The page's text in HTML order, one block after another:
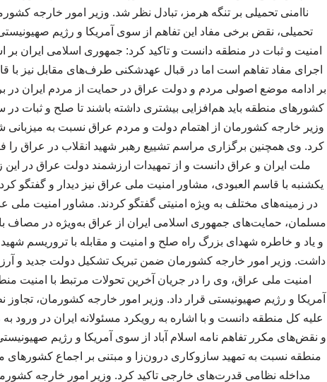
ناامنی تحمیلی بر تنگه هرمز، تبادل نظر شد. وزیر امور خارجه
تحمیلی، نقض برخی مفاد این تفاهم از سوی آمریکا و رژیم
امنیت و ثبات در منطقه دانست و تاکید کرد: جمهوری اسلامی ایران بر
اجرای مفاد تفاهم است اما در قبال عهدشکنی طرف‌های مقابل نیز با
بر ادامه موضع اصولی مردم و دولت عراق در حمایت از مردم ایران در
کشورهای منطقه باید هم‌افزایی بیشتری داشته باشند تا صلح و ثبات در
وزیر خارجه کشورمان از اهتمام دولت و مردم عراق نسبت به میزبانی
کرد. وی همچنین برگزاری مراسم تشییع رهبر شهید انقلاب در عراق
ملت ایران و عراق دانست و از تمهیدات ارزشمند دولت عراق در
یکشنبه با قاسم العبودی، مشاور امنیت ملی عراق نیز دیدار و گفتگو
در زمینه‌های مختلف به ویژه امنیتی گفتگو کردند. مشاور امنیت ملی
مسلمان، حمایت‌های جمهوری اسلامی ایران از عراق به‌ویژه در
و یاد و خاطره شهدای بزرگ راه صلح و امنیت و مقابله با تروریسم
داشت. وزیر امور خارجه کشورمان ضمن تبریک تشکیل دولت جدید و
امنیت ملی عراق، وی را در جریان آخرین تحولات مرتبط با امنیت
آمریکا و رژیم صهیونیستی قرار داد. وزیر امور خارجه کشورمان،
علیه کل منطقه دانست و با اشاره به رویکرد مسئولانه ایران در ورود
و نقض‌های مکرر تفاهم نامه اسلام آباد از سوی آمریکا و رژیم
منطقه نسبت به تمهید سازوکاری درون‌زا و مبتنی بر اجماع کشورهای
مداخله نظامی قدرت‌های خارجی تاکید کرد. وزیر امور خارجه